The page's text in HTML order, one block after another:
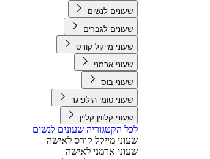
שעונים לנשים
שעונים לגברים
שעוני מייקל קורס
שעוני ארמני
שעוני בוס
שעוני טומי הילפיגר
שעוני קלווין קליין
לכל הקטגוריה שעונים לנשים
שעוני מייקל קורס לאישה
שעוני ארמני לאישה